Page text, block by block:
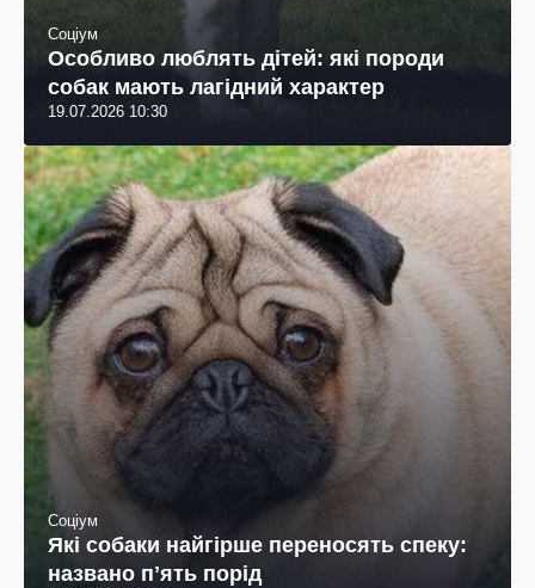
Соціум
Особливо люблять дітей: які породи
собак мають лагідний характер
19.07.2026 10:30
Соціум
Які собаки найгірше переносять спеку:
названо пʼять порід